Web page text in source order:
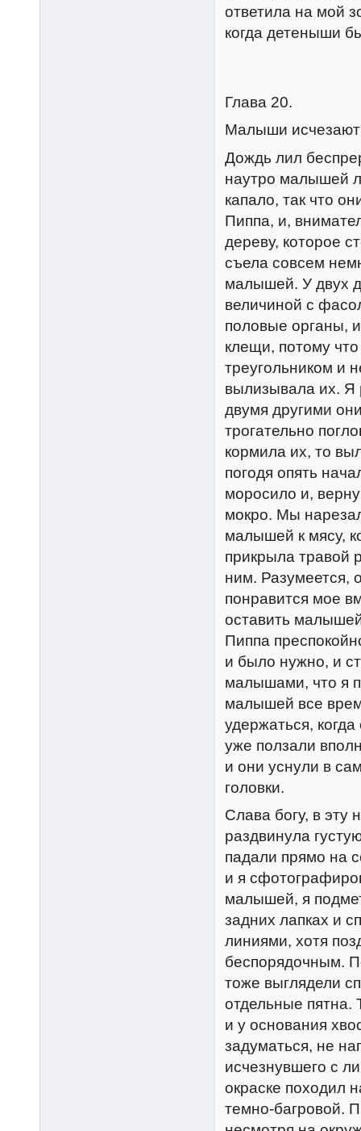
ответила на мой
когда детеныши
Глава 20.
Малыши исчезают
Дождь лил
наутро малышей
капало, так что
Пиппа, и,
дереву, которое
съела совсем
малышей. У двух
величиной с
половые органы,
клещи, потому
треугольником и
вылизывала их. Я
двумя другими
трогательно
кормила их, то
погодя опять
моросило и,
мокро. Мы
малышей к мясу,
прикрыла травой
ним. Разумеется,
понравится мое
оставить
Пиппа
и было нужно, и
малышами, что я
малышей все
удержаться,
уже ползали
и они уснули в
головки.
Слава богу, в
раздвинула
падали прямо на
и я
малышей, я
задних лапках и
линиями, хотя
беспорядочным.
тоже выглядели
отдельные
и у основания
задуматься, не
исчезнувшего с
окраске походил
темно-багровой.